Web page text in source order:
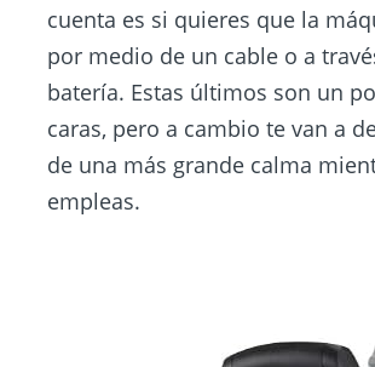
cuenta es si quieres que la
por medio de un cable o a
batería. Estas últimos son un
caras, pero a cambio te van a
de una más grande calma
empleas.